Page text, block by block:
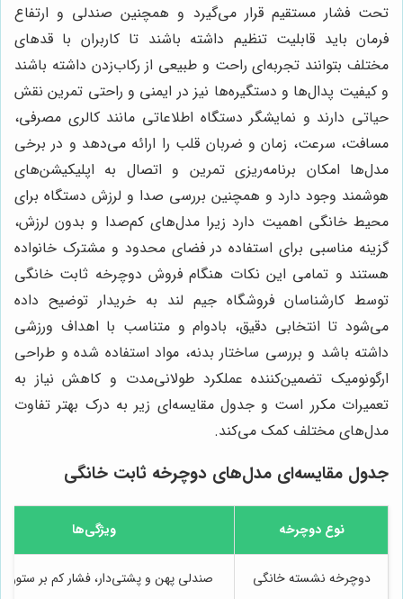
تحت فشار مستقیم قرار می‌گیرد و همچنین صندلی و ارتفاع
فرمان باید قابلیت تنظیم داشته باشند تا کاربران با قدهای
مختلف بتوانند تجربه‌ای راحت و طبیعی از رکاب‌زدن داشته باشند
و کیفیت پدال‌ها و دستگیره‌ها نیز در ایمنی و راحتی تمرین نقش
حیاتی دارند و نمایشگر دستگاه اطلاعاتی مانند کالری مصرفی،
مسافت، سرعت، زمان و ضربان قلب را ارائه می‌دهد و در برخی
مدل‌ها امکان برنامه‌ریزی تمرین و اتصال به اپلیکیشن‌های
هوشمند وجود دارد و همچنین بررسی صدا و لرزش دستگاه برای
محیط خانگی اهمیت دارد زیرا مدل‌های کم‌صدا و بدون لرزش،
گزینه مناسبی برای استفاده در فضای محدود و مشترک خانواده
هستند و تمامی این نکات هنگام فروش دوچرخه ثابت خانگی
توسط کارشناسان فروشگاه جیم لند به خریدار توضیح داده
می‌شود تا انتخابی دقیق، بادوام و متناسب با اهداف ورزشی
داشته باشد و بررسی ساختار بدنه، مواد استفاده شده و طراحی
ارگونومیک تضمین‌کننده عملکرد طولانی‌مدت و کاهش نیاز به
تعمیرات مکرر است و جدول مقایسه‌ای زیر به درک بهتر تفاوت
مدل‌های مختلف کمک می‌کند.
جدول مقایسه‌ای مدل‌های دوچرخه ثابت خانگی
نوع دوچرخه ویژگی‌ها
دوچرخه نشسته خانگی صندلی پهن و پشتی‌دار، فشار کم بر ستون